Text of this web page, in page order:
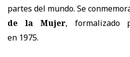
partes del mundo. Se
de la Mujer, formalizado
en 1975.